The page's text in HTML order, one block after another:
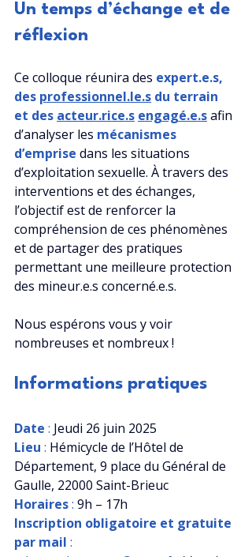
Un temps d’échange et de
réflexion
Ce colloque réunira des expert.e.s,
des professionnel.le.s du terrain
et des acteur.rice.s engagé.e.s afin
d’analyser les mécanismes
d’emprise dans les situations
d’exploitation sexuelle. À travers des
interventions et des échanges,
l’objectif est de renforcer la
compréhension de ces phénomènes
et de partager des pratiques
permettant une meilleure protection
des mineur.e.s concerné.e.s.
Nous espérons vous y voir
nombreuses et nombreux !
Informations pratiques
Date : Jeudi 26 juin 2025
Lieu : Hémicycle de l’Hôtel de
Département, 9 place du Général de
Gaulle, 22000 Saint-Brieuc
Horaires : 9h – 17h
Inscription obligatoire et gratuite
par mail :